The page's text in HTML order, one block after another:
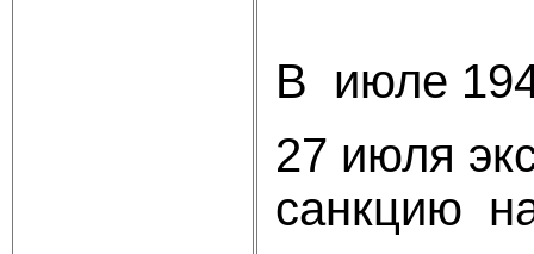
В июле
27 июля
санкцию